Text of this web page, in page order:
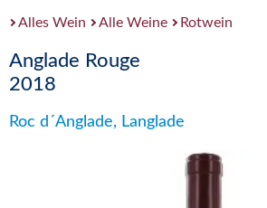
Alles Wein Alle Weine Rotwein
Anglade Rouge
2018
Roc d´Anglade, Langlade